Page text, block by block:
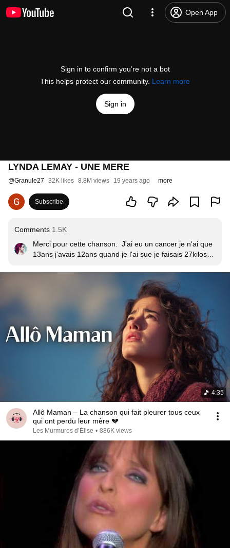
Open App
Sign in to confirm you’re not a bot
This helps protect our community. Learn more
Sign in
LYNDA LEMAY - UNE MERE
@Granule27 32K likes 8.8M views 19 years ago more
Subscribe
Comments 1.5K
Merci pour cette chanson.  J'ai eu un cancer je n'ai que
13ans j'avais 12ans quand je l'ai sue je faisais 27kilos.
ma famille merci.  Grâce à vous je me suis battue !!!!!
4:35
Allô Maman – La chanson qui fait pleurer tous ceux
qui ont perdu leur mère 💔
Les Murmures d’Élise • 886K views